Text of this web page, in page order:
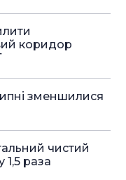
коридор
зменшилися
чистий
1,5 раза